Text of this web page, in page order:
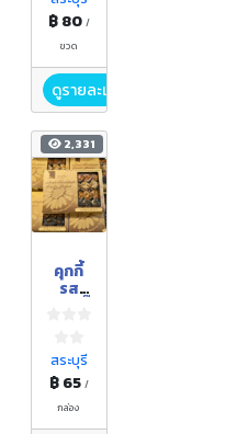
฿ 80 /
ขวด
ดูรายละเอียด
2,331
คุกกี้
รส
ธัญพืช
สระบุรี
฿ 65 /
กล่อง